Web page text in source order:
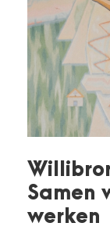
Samen
werken